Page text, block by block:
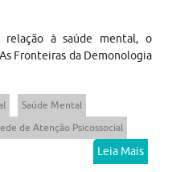
relação à saúde mental, o
Fronteiras da Demonologia
Saúde Mental
de Atenção Psicossocial
Leia Mais